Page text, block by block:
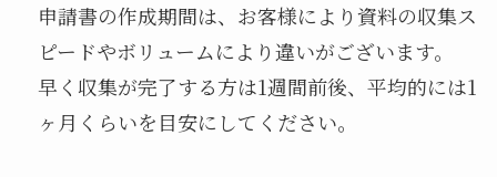
申請書の作成期間は、お客様により資料の収集ス
ピードやボリュームにより違いがございます。
早く収集が完了する方は1週間前後、平均的には1
ヶ月くらいを目安にしてください。